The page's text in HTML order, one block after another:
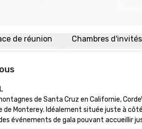
de réunion Chambres d'invités
de Santa Cruz en Californie,
de Monterey. Idéalement située juste à
événements de gala pouvant accueillir